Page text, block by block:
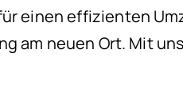
einen effizienten
am neuen Ort. Mit